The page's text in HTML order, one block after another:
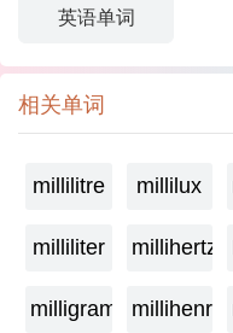
英语单词
相关单词
millilitre millilux
milliliter millihertz
milligrammemillihenry